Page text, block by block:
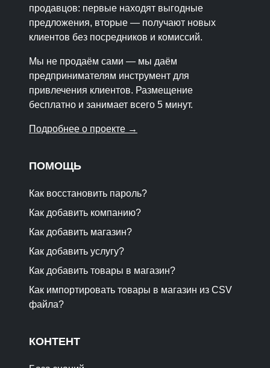
продавцов: первые находят выгодные
предложения, вторые — получают новых
клиентов без посредников и комиссий.
Мы не продаём сами — мы даём
предпринимателям инструмент для
привлечения клиентов. Размещение
бесплатно и занимает всего 5 минут.
Подробнее о проекте →
ПОМОЩЬ
Как восстановить пароль?
Как добавить компанию?
Как добавить магазин?
Как добавить услугу?
Как добавить товары в магазин?
Как импортировать товары в магазин из CSV
файла?
КОНТЕНТ